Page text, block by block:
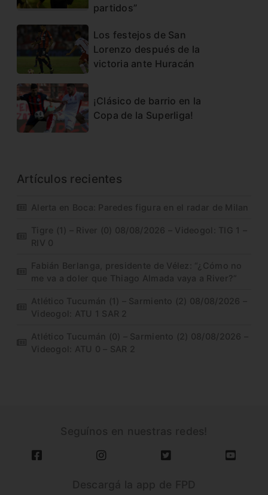
partidos”
Los festejos de San
Lorenzo después de la
victoria ante Huracán
¡Clásico de barrio en la
Copa de la Superliga!
Artículos recientes
Alerta en Boca: Paredes figura en el radar de Milan
Tigre (1) – River (0) 08/08/2026 – Videogol: TIG 1 –
RIV 0
Fabián Berlanga, presidente de Vélez: “¿Cómo no
me va a doler que Thiago Almada vaya a River?”
Atlético Tucumán (1) – Sarmiento (2) 08/08/2026 –
Videogol: ATU 1 SAR 2
Atlético Tucumán (0) – Sarmiento (2) 08/08/2026 –
Videogol: ATU 0 – SAR 2